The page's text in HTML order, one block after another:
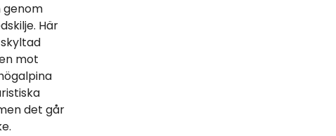
genom
Här
mot
det går